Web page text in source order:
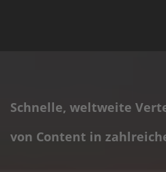
Schnelle, weltweite
von Content in